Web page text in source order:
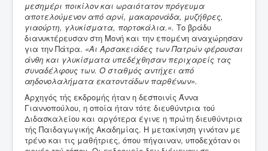
μεσημέρι ποικίλον και ωραιότατον πρόγευμα
αποτελούμενον από αρνί, μακαρονάδα, μυζήθρες,
γιαούρτη, γλυκίσματα, πορτοκάλια.». Το βράδυ
διανυκτέρευσαν στη Μονή και την επομένη αναχώρησαν
για την Πάτρα. «Αι Αρσακειάδες των Πατρών φέρουσαι
άνθη και γλυκίσματα υπεδέχθησαν περιχαρείς τας
συναδέλφους των. Ο σταθμός αντήχει από
αηδονολαλήματα εκατοντάδων παρθένων».
Αρχηγός τής εκδρομής ήταν η δεσποινίς Άννα
Γιαννοπούλου, η οποία ήταν τότε διευθύντρια τού
Διδασκαλείου και αργότερα έγινε η πρώτη διευθύντρια
τής Παιδαγωγικής Ακαδημίας. Η μετακίνηση γινόταν με
τρένο και τις μαθήτριες, όπου πήγαιναν, υποδεχόταν οι